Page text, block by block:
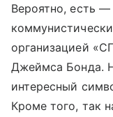
Вероятно, есть —
организацией
Джеймса Бонда.
интересный
Кроме того, так